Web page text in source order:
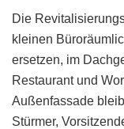
Die
kleinen
ersetzen, im
Restaurant und
Außenfassade
Stürmer,